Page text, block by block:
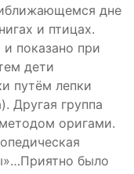
дне
и птицах.
показано при
дети
путём лепки
Другая группа
оригами.
было